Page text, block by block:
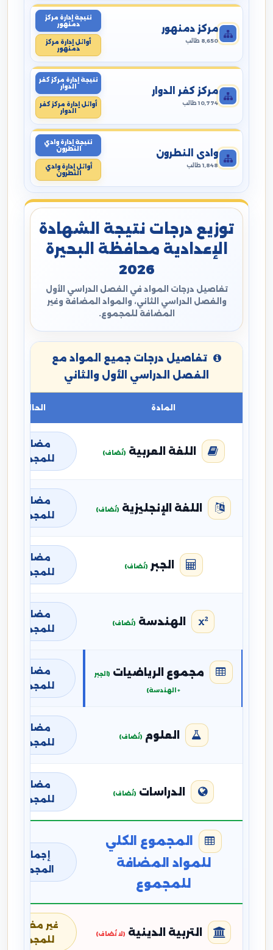
مركز دمنهور
8,650 طالب
نتيجة إدارة مركز
دمنهور
أوائل إدارة مركز
دمنهور
مركز كفر الدوار
10,774 طالب
نتيجة إدارة مركز كفر
الدوار
أوائل إدارة مركز كفر
الدوار
وادي النطرون
1,848 طالب
نتيجة إدارة وادي
النطرون
أوائل إدارة وادي
النطرون
توزيع درجات نتيجة الشهادة
الإعدادية محافظة البحيرة
2026
تفاصيل درجات المواد في الفصل الدراسي الأول
والفصل الدراسي الثاني، والمواد المضافة وغير
المضافة للمجموع.
تفاصيل درجات جميع المواد مع
الفصل الدراسي الأول والثاني
المادة الحالة
اللغة العربية (تُضاف)
مضافة
للمجموع
اللغة الإنجليزية (تُضاف)
مضافة
للمجموع
الجبر (تُضاف)
مضافة
للمجموع
الهندسة (تُضاف)
مضافة
للمجموع
مجموع الرياضيات (الجبر
+ الهندسة)
مضافة
للمجموع
العلوم (تُضاف)
مضافة
للمجموع
الدراسات (تُضاف)
مضافة
للمجموع
المجموع الكلي
للمواد المضافة
للمجموع
إجمالي
المجموع
التربية الدينية (لا تُضاف)
غير مضافة
للمجموع